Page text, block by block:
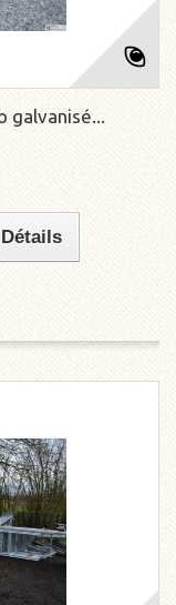
galvanisé...
Détails